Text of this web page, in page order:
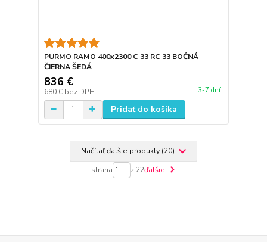
PURMO RAMO 400x2300 C 33 RC 33 BOČNÁ
ČIERNA ŠEDÁ
836 €
680 € bez DPH 3-7 dní
Pridať do košíka
Načítať ďalšie produkty (20)
strana z 22ďalšie